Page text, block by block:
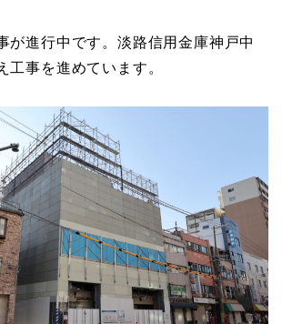
が進行中です。淡路信用金庫神戸中
工事を進めています。